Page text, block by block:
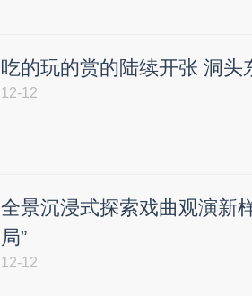
吃的玩的赏的陆续开张 洞头
12-12
全景沉浸式探索戏曲观演新
局”
12-12